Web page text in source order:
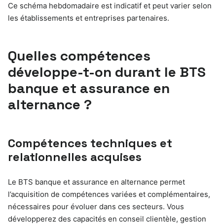
Ce schéma hebdomadaire est indicatif et peut varier selon
les établissements et entreprises partenaires.
Quelles compétences
développe-t-on durant le BTS
banque et assurance en
alternance ?
Compétences techniques et
relationnelles acquises
Le BTS banque et assurance en alternance permet
l’acquisition de compétences variées et complémentaires,
nécessaires pour évoluer dans ces secteurs. Vous
développerez des capacités en conseil clientèle, gestion